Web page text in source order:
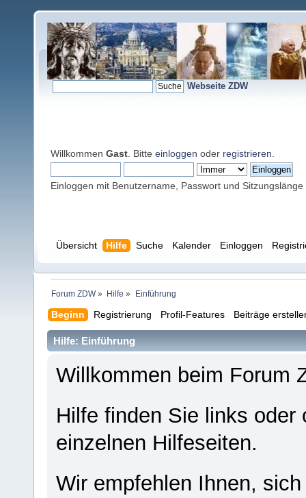
Webseite ZDW
Willkommen Gast . Bitte einloggen oder registrieren
Einloggen mit Benutzername, Passwort und Sitzungslänge
Übersicht Hilfe Suche Kalender Einloggen
Forum ZDW» Hilfe » Einführung
Beginn Registrierung Profil-Features Beiträge
Hilfe: Einführung
Willkommen beim Forum
Hilfe finden Sie links
einzelnen Hilfeseiten.
Wir empfehlen Ihnen,